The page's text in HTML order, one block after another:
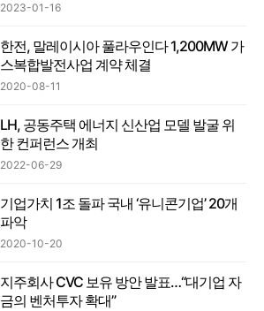
2023-01-16
한전, 말레이시아 풀라우인다 1,200MW 가
스복합발전사업 계약 체결
2020-08-11
LH, 공동주택 에너지 신산업 모델 발굴 위
한 컨퍼런스 개최
2022-06-29
기업가치 1조 돌파 국내 ‘유니콘기업’ 20개
파악
2020-10-20
지주회사 CVC 보유 방안 발표…“대기업 자
금의 벤처투자 확대”